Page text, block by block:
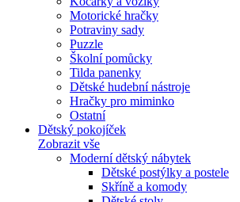
Motorické hračky
Potraviny sady
Puzzle
Školní pomůcky
Tilda panenky
Dětské hudební nástroje
Hračky pro miminko
Ostatní
Dětský pokojíček
Zobrazit vše
Moderní dětský nábytek
Dětské postýlky a postele
Skříně a komody